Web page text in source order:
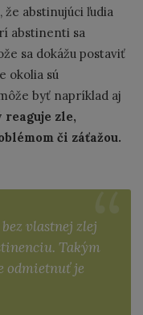
že abstinujúci ľudia
abstinenti sa
sa dokážu postaviť
okolia sú
byť napríklad aj
zle,
či záťažou.
vlastnej zlej
Takým
odmietnuť je